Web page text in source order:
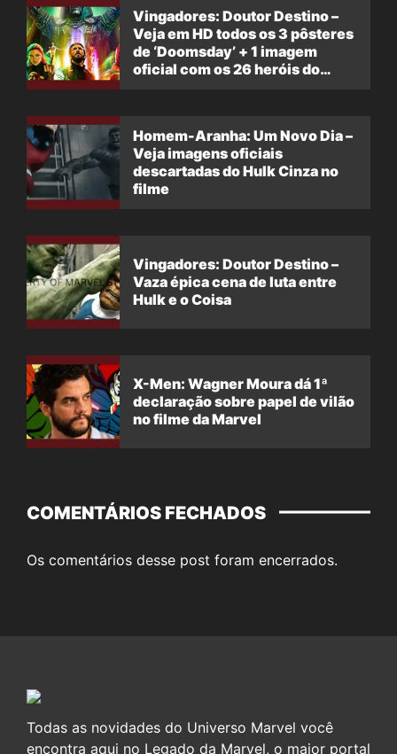
Vingadores: Doutor Destino –
Veja em HD todos os 3 pôsteres
de ‘Doomsday’ + 1 imagem
oficial com os 26 heróis do
Homem-Aranha: Um Novo Dia –
Veja imagens oficiais
descartadas do Hulk Cinza no
filme
Vingadores: Doutor Destino –
Vaza épica cena de luta entre
Hulk e o Coisa
X-Men: Wagner Moura dá 1ª
declaração sobre papel de vilão
no filme da Marvel
COMENTÁRIOS FECHADOS
Os comentários desse post foram encerrados.
Todas as novidades do Universo Marvel você
encontra aqui no Legado da Marvel, o maior portal